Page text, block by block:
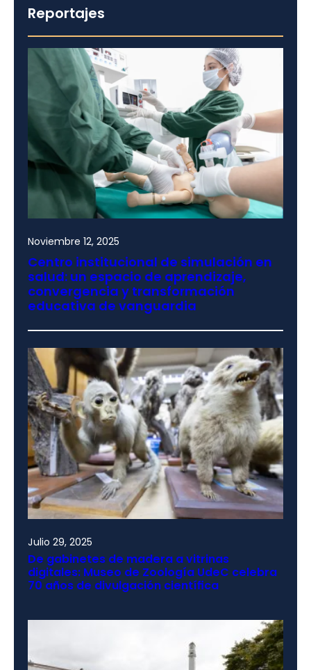
Reportajes
Noviembre 12, 2025
Centro institucional de simulación en
salud: un espacio de aprendizaje,
convergencia y transformación
educativa de vanguardia
Julio 29, 2025
De gabinetes de madera a vitrinas
digitales: Museo de Zoología UdeC celebra
70 años de divulgación científica